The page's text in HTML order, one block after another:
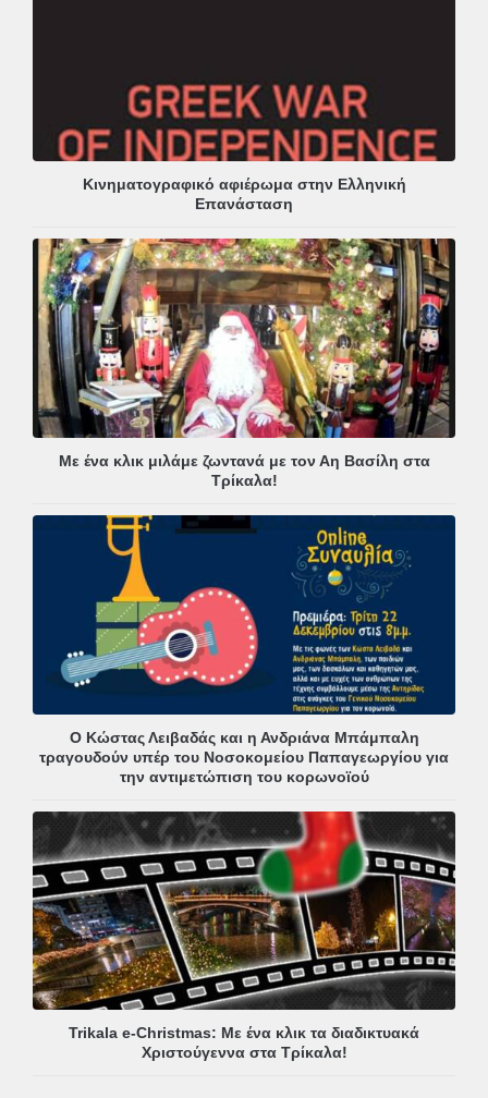
Κινηματογραφικό αφιέρωμα στην Ελληνική
Επανάσταση
Με ένα κλικ μιλάμε ζωντανά με τον Αη Βασίλη στα
Τρίκαλα!
Ο Κώστας Λειβαδάς και η Ανδριάνα Μπάμπαλη
τραγουδούν υπέρ του Νοσοκομείου Παπαγεωργίου για
την αντιμετώπιση του κορωνοϊού
Trikala e-Christmas: Με ένα κλικ τα διαδικτυακά
Χριστούγεννα στα Τρίκαλα!